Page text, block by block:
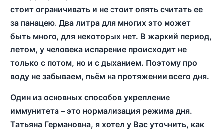
стоит ограничивать и не стоит опять считать ее
за панацею. Два литра для многих это может
быть много, для некоторых нет. В жаркий период,
летом, у человека испарение происходит не
только с потом, но и с дыханием. Поэтому про
воду не забываем, пьём на протяжении всего дня.
Один из основных способов укрепление
иммунитета – это нормализация режима дня.
Татьяна Германовна, я хотел у Вас уточнить, как